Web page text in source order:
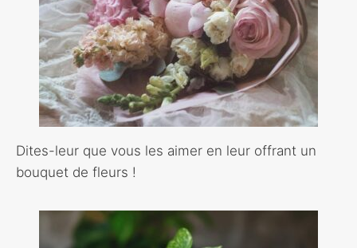
Dites-leur que vous les aimer en leur offrant un
bouquet de fleurs !